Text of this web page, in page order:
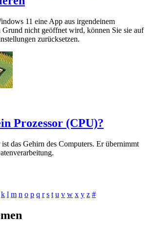
11 eine App aus irgendeinem
Grund nicht geöffnet wird, können Sie sie auf
zurücksetzen.
Prozessor (CPU)?
ist das Gehirn des Computers. Er übernimmt
k l m n o p q r s t u v w x y z #